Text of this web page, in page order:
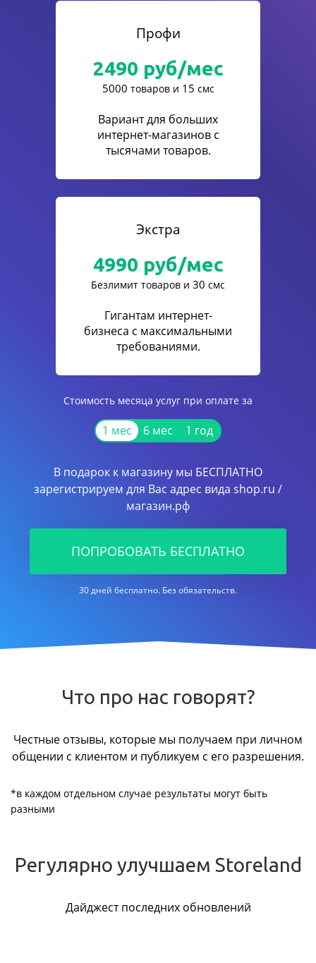
Профи
2490 руб/мес
5000 товаров и 15 смс
Вариант для больших
интернет-магазинов с
тысячами товаров.
Экстра
4990 руб/мес
Безлимит товаров и 30 смс
Гигантам интернет-
бизнеса с максимальными
требованиями.
Стоимость месяца услуг при оплате за
1 мес 6 мес 1 год
В подарок к магазину мы БЕСПЛАТНО
зарегистрируем для Вас адрес вида shop.ru /
магазин.рф
ПОПРОБОВАТЬ БЕСПЛАТНО
30 дней бесплатно. Без обязательств.
Что про нас говорят?
Честные отзывы, которые мы получаем при личном
общении с клиентом и публикуем с его разрешения.
*в каждом отдельном случае результаты могут быть
разными
Регулярно улучшаем Storeland
Дайджест последних обновлений